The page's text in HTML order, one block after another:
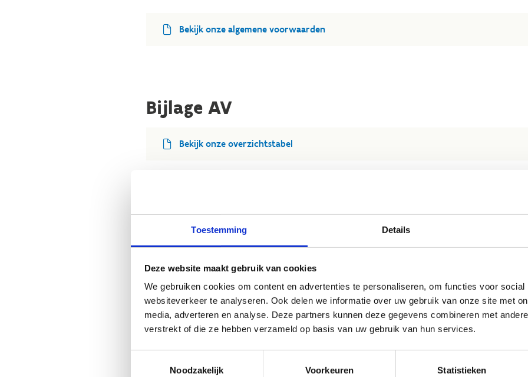
Toestemming Details
Deze website maakt gebruik van cookies
We gebruiken cookies om content en advertenties te personaliseren, om functies voor
websiteverkeer te analyseren. Ook delen we informatie over uw gebruik van onze site met
media, adverteren en analyse. Deze partners kunnen deze gegevens combineren met
verstrekt of die ze hebben verzameld op basis van uw gebruik van hun services.
Noodzakelijk
Voorkeuren Statistieken
Bekijk onze algemene voorwaarden
Bijlage AV
Bekijk onze overzichtstabel
Documenten verwerking persoonsgegevens
Bijlage toestemming creatie beeldmateriaal centra Sport Vlaanderen